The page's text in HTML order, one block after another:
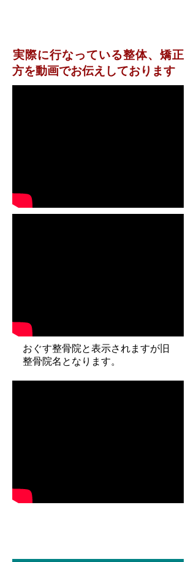
​実際に行なっている整体、矯正
方を動画でお伝えしております
おぐす整骨院と表示されますが ​旧
整骨院名となります。